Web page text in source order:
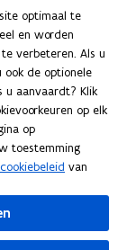
optimaal te
en worden
verbeteren. Als u
ook de optionele
u aanvaardt? Klik
op elk
op
toestemming
cookiebeleid van